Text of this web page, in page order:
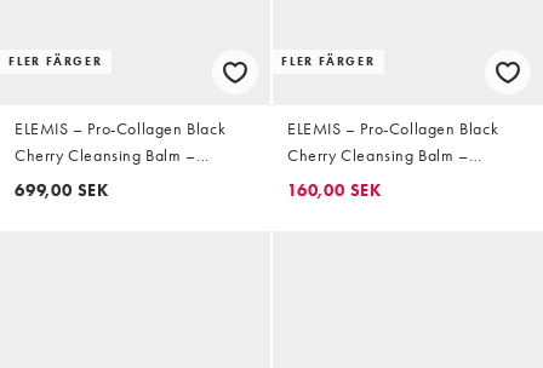
FLER FÄRGER
ELEMIS – Pro-Collagen Black
Cherry Cleansing Balm –
Rengöringskräm 100g
699,00 SEK
FLER FÄRGER
ELEMIS – Pro-Collagen Black
Cherry Cleansing Balm –
Rengöringskräm 20g
160,00 SEK